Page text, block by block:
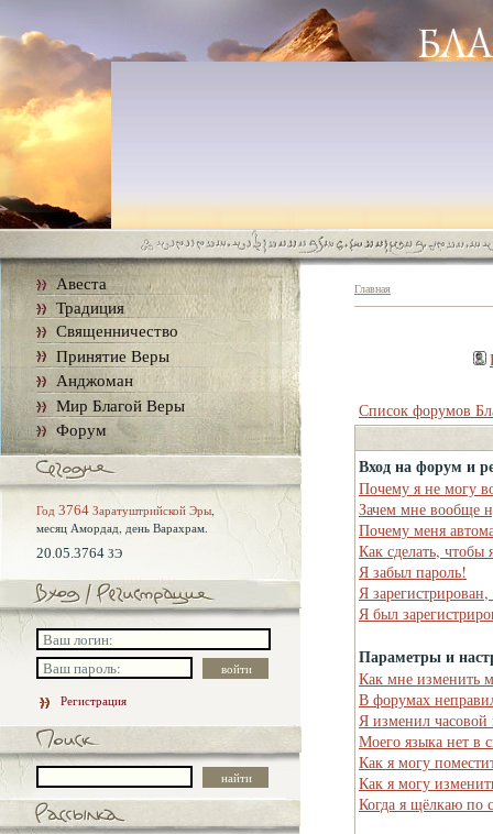
Авеста
Традиция
Священничество
Принятие Веры
Анджоман
Мир Благой Веры
Форум
Год 3764 Заратуштрийской Эры,
месяц Амордад, день Варахрам.
20.05.3764 ЗЭ
Регистрация
Главная
Список форумов
Вход на форум и
Почему я не могу
Зачем мне вообще
Почему меня
Как сделать, чтобы
Я забыл пароль!
Я
Я был
Параметры и
Как мне изменить
В форумах
Я изменил часовой
Моего языка нет в
Как я могу
Как я могу
Когда я щёлкаю по